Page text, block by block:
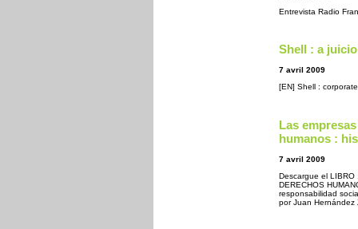
Entrevista Radio
Shell : a
7 avril 2009
[EN] Shell :
Las
humanos :
7 avril 2009
Descargue el LIBRO
DERECHOS
responsabilidad
por Juan Hernández